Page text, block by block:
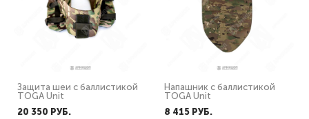
Защита шеи с баллистикой
TOGA Unit
20 350 PУБ.
Напашник с баллистикой
TOGA Unit
8 415 PУБ.